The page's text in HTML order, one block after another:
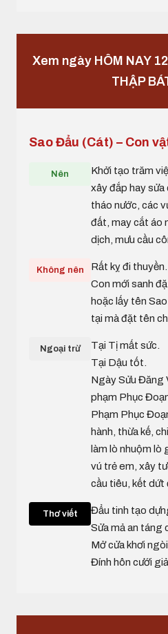
Xem ngày HÔM NAY
THẬP
Sao Đẩu (Cát) – Con
Nên
Khởi tạo trăm
xây đắp hay sửa
tháo nước, các
đất, may cắt áo
dịch, mưu cầu
Không nên
Rất kỵ đi thuyền.
Con mới sanh
hoặc lấy tên
tại mà đặt tên
Ngoại trừ
Tại Tị mất sức.
Tại Dậu tốt.
Ngày Sửu Đăng
phạm Phục
Phạm Phục
hành, thừa kế,
làm lò nhuộm lò
vú trẻ em, xây
cầu tiêu, kết dứt
Thơ viết
Đẩu tinh tạo
Sửa mả an táng
Mở cửa khơi
Đính hôn cưới